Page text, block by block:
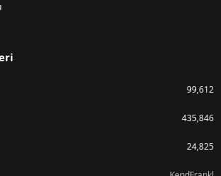
99,612
435,846
24,825